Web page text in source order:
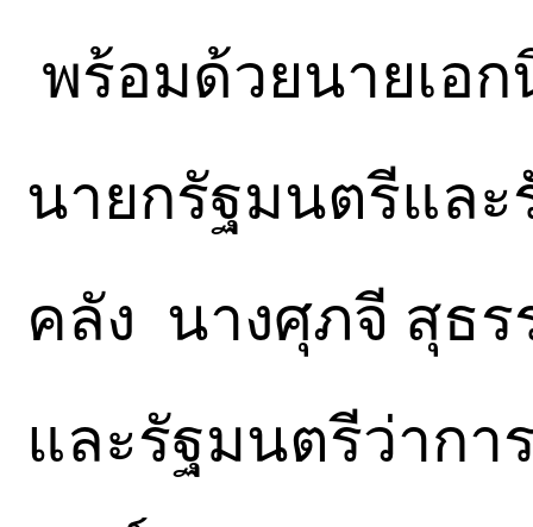
พร้อมด้วยนายเอ
นายกรัฐมนตรีและ
คลัง นางศุภจี สุธ
และรัฐมนตรีว่าก